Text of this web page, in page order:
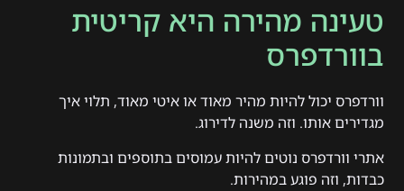
טעינה מהירה היא קריטית
בוורדפרס
וורדפרס יכול להיות מהיר מאוד או איטי מאוד, תלוי איך
מגדירים אותו. וזה משנה לדירוג.
אתרי וורדפרס נוטים להיות עמוסים בתוספים ובתמונות
כבדות, וזה פוגע במהירות.